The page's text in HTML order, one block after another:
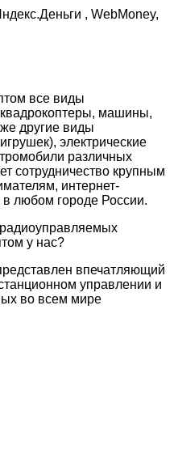
, WebMoney,
все виды
машины,
другие виды
электрические
различных
сотрудничество крупным
интернет-
любом городе России.
у нас?
впечатляющий
управлении и
во всем мире